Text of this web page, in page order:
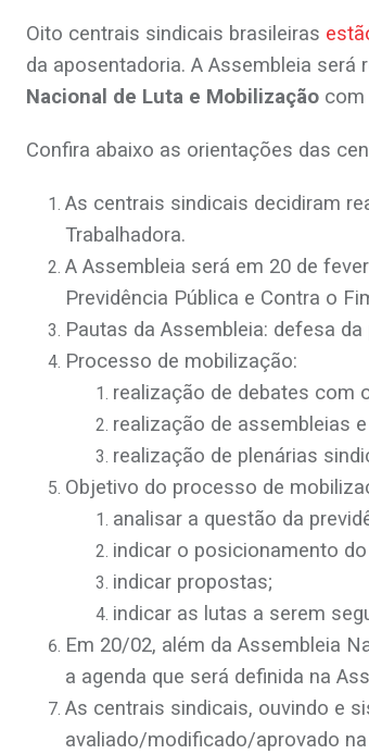
Oito centrais sindicais brasileiras
da aposentadoria. A Assembleia será
Nacional de Luta e Mobilização com
Confira abaixo as orientações das
As centrais sindicais decidiram
Trabalhadora.
A Assembleia será em 20 de
Previdência Pública e Contra o
Pautas da Assembleia: defesa
Processo de mobilização:
realização de debates com
realização de assembleias
realização de plenárias
Objetivo do processo de
analisar a questão da
indicar o posicionamento
indicar propostas;
indicar as lutas a serem
Em 20/02, além da Assembleia
a agenda que será definida na
As centrais sindicais, ouvindo e
avaliado/modificado/aprovado